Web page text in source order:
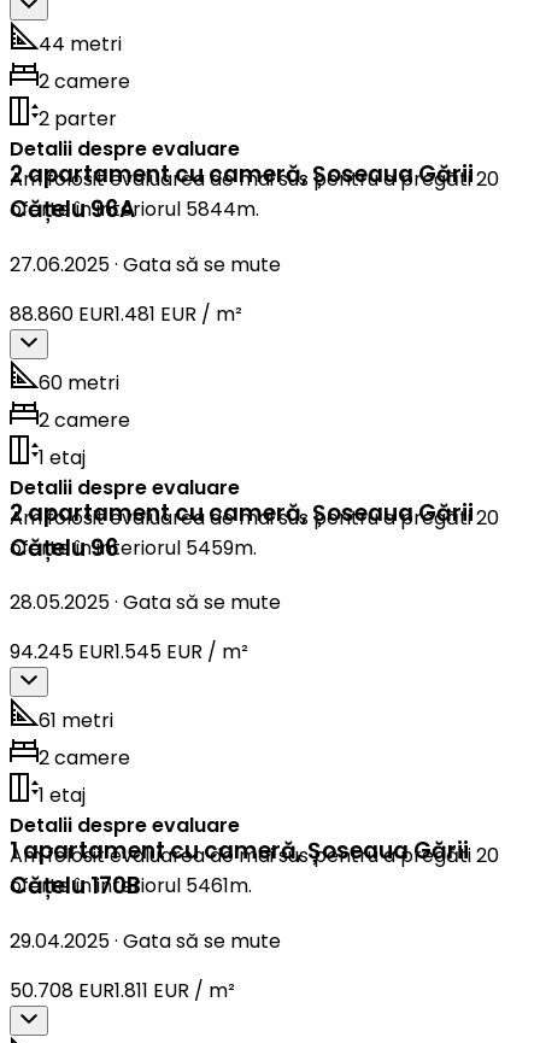
44 metri
2 camere
2 parter
Detalii despre evaluare
Am folosit evaluarea de mai sus pentru a pregăti 20
oferte în interiorul 5844m.
2 apartament cu cameră,Șoseaua Gării
Cățelu 96A
27.06.2025· Gata să se mute
88.860 EUR1.481 EUR / m²
60 metri
2 camere
1 etaj
Detalii despre evaluare
Am folosit evaluarea de mai sus pentru a pregăti 20
oferte în interiorul 5459m.
2 apartament cu cameră,Șoseaua Gării
Cățelu 96
28.05.2025· Gata să se mute
94.245 EUR1.545 EUR / m²
61 metri
2 camere
1 etaj
Detalii despre evaluare
Am folosit evaluarea de mai sus pentru a pregăti 20
oferte în interiorul 5461m.
1 apartament cu cameră,Șoseaua Gării
Cățelu 170B
29.04.2025· Gata să se mute
50.708 EUR1.811 EUR / m²